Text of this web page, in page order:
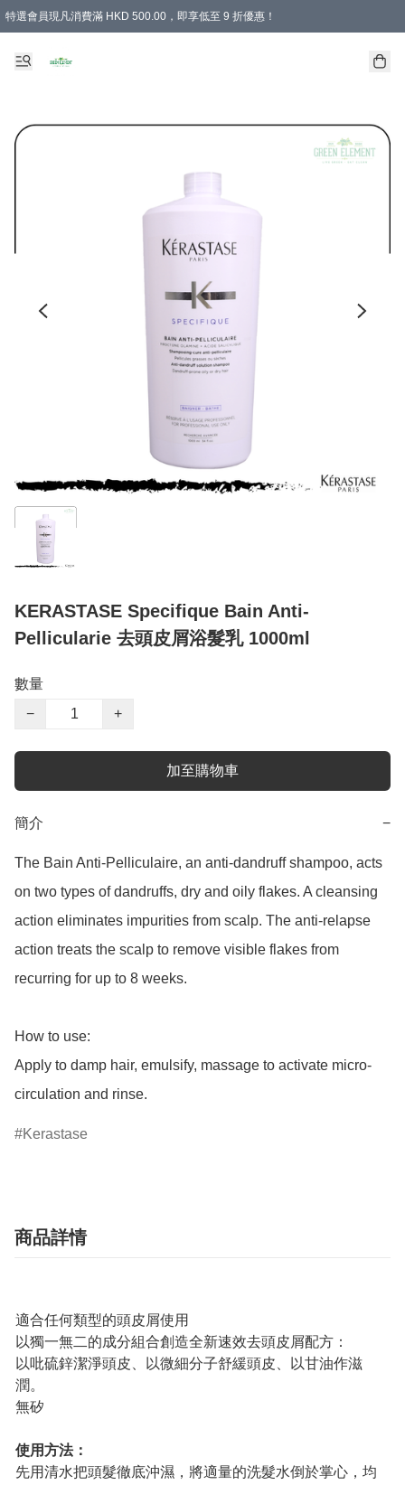
特選會員現凡消費滿 HKD 500.00，即享低至 9 折優惠！
KERASTASE Specifique Bain Anti-
Pellicularie 去頭皮屑浴髮乳 1000ml
數量
−
+
加至購物車
簡介 −
The Bain Anti-Pelliculaire, an anti-dandruff shampoo, acts
on two types of dandruffs, dry and oily flakes. A cleansing
action eliminates impurities from scalp. The anti-relapse
action treats the scalp to remove visible flakes from
recurring for up to 8 weeks.
How to use:
Apply to damp hair, emulsify, massage to activate micro-
circulation and rinse.
Kerastase
商品詳情
適合任何類型的頭皮屑使用
以獨一無二的成分組合創造全新速效去頭皮屑配方：
以吡硫鋅潔淨頭皮、以微細分子舒緩頭皮、以甘油作滋
潤。
無矽
使用方法：
先用清水把頭髮徹底沖濕，將適量的洗髮水倒於掌心，均